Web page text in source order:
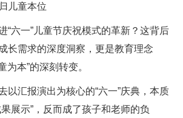
儿童本位
“六一”儿童节庆祝模式的革新？这背后
长需求的深度洞察，更是教育理念
为本”的深刻转变。
以汇报演出为核心的“六一”庆典，本质
果展示”，反而成了孩子和老师的负